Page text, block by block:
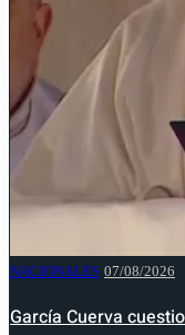
NACIONALES 07/08/2026
García Cuerva